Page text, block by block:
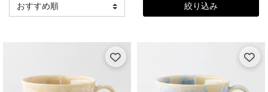
絞り込み